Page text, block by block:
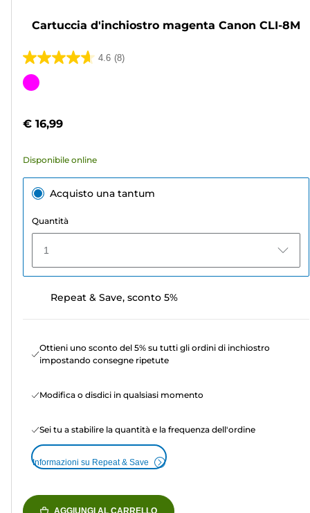
Cartuccia d'inchiostro magenta Canon CLI-8M
4.6 (8)
4.6
su
8
Cartuccia
€ 16,99
Disponibile online
Acquisto una tantum
Quantità
1
Repeat & Save, sconto 5%
Ottieni uno sconto del 5% su tutti gli ordini di inchiostro
impostando consegne ripetute
Modifica o disdici in qualsiasi momento
Sei tu a stabilire la quantità e la frequenza dell'ordine
Informazioni su Repeat & Save
AGGIUNGI AL CARRELLO